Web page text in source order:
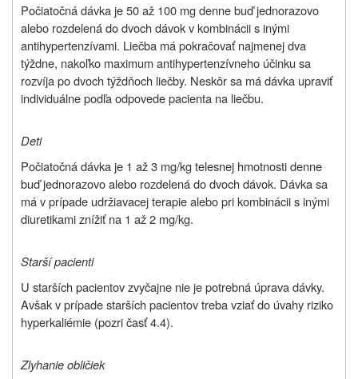
Počiatočná dávka je 50 až 100 mg denne buď jednorazovo
alebo rozdelená do dvoch dávok v kombinácii s inými
antihypertenzívami. Liečba má pokračovať najmenej dva
týždne, nakoľko maximum antihypertenzívneho účinku sa
rozvíja po dvoch týždňoch liečby. Neskôr sa má dávka upraviť
individuálne podľa odpovede pacienta na liečbu.
Deti
Počiatočná dávka je 1 až 3 mg/kg telesnej hmotnosti denne
buď jednorazovo alebo rozdelená do dvoch dávok. Dávka sa
má v prípade udržiavacej terapie alebo pri kombinácii s inými
diuretikami znížiť na 1 až 2 mg/kg.
Starší pacienti
U starších pacientov zvyčajne nie je potrebná úprava dávky.
Avšak v prípade starších pacientov treba vziať do úvahy riziko
hyperkaliémie (pozri časť 4.4).
Zlyhanie obličiek